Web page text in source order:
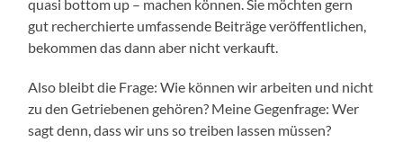
quasi bottom up – machen können. Sie möchten gern
gut recherchierte umfassende Beiträge veröffentlichen,
bekommen das dann aber nicht verkauft.
Also bleibt die Frage: Wie können wir arbeiten und nicht
zu den Getriebenen gehören? Meine Gegenfrage: Wer
sagt denn, dass wir uns so treiben lassen müssen?